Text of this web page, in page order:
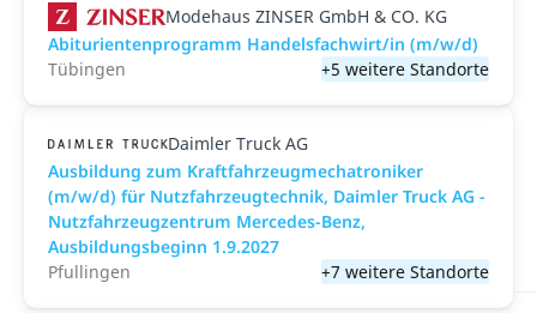
Modehaus ZINSER GmbH & CO. KG
Abiturientenprogramm Handelsfachwirt/in (m/w/d)
Tübingen
+5 weitere Standorte
Daimler Truck AG
Ausbildung zum Kraftfahrzeugmechatroniker
(m/w/d) für Nutzfahrzeugtechnik, Daimler Truck AG -
Nutzfahrzeugzentrum Mercedes-Benz,
Ausbildungsbeginn 1.9.2027
Pfullingen
+7 weitere Standorte